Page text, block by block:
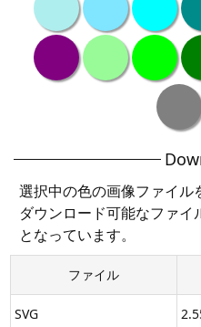
選択中の色の画像ファイル
ダウンロード可能なファイ
となっています。
ファイル
SVG